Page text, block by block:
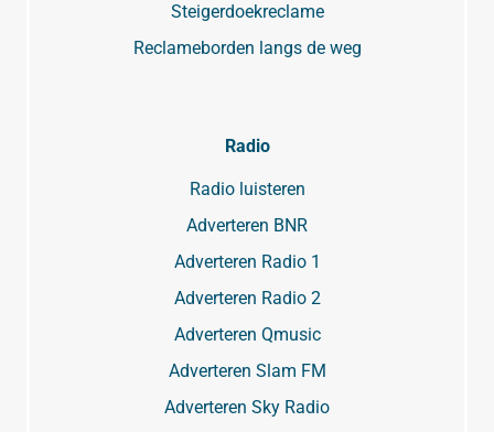
Steigerdoekreclame
Reclameborden langs de weg
Radio
Radio luisteren
Adverteren BNR
Adverteren Radio 1
Adverteren Radio 2
Adverteren Qmusic
Adverteren Slam FM
Adverteren Sky Radio